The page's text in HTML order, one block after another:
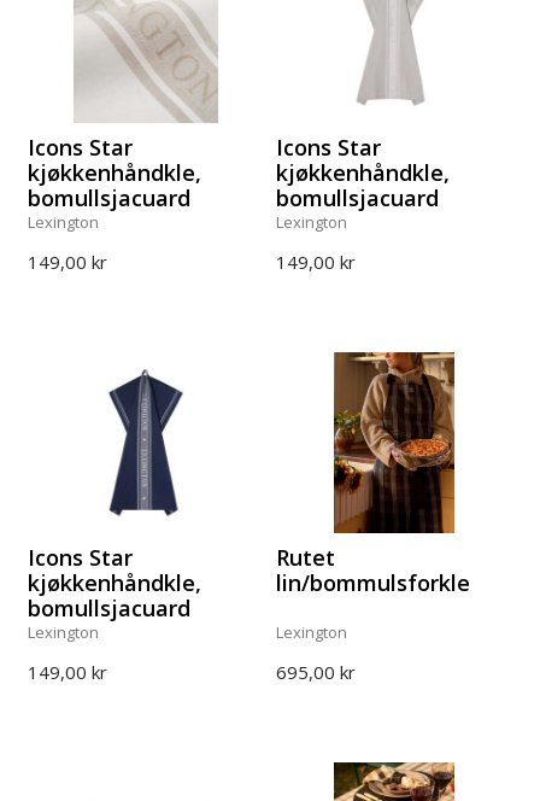
Icons Star
kjøkkenhåndkle,
bomullsjacuard
Lexington
149,00 kr
Icons Star
kjøkkenhåndkle,
bomullsjacuard
Lexington
149,00 kr
Icons Star
kjøkkenhåndkle,
bomullsjacuard
Lexington
149,00 kr
Rutet
lin/bommulsforkle
Lexington
695,00 kr